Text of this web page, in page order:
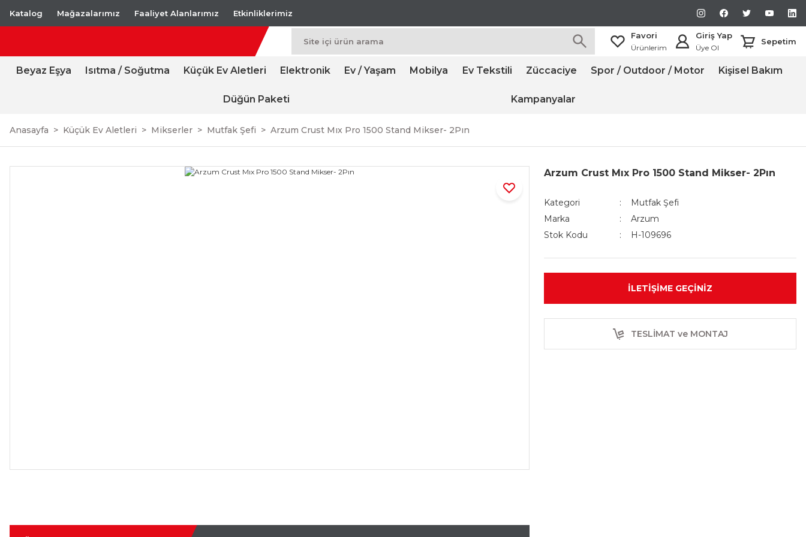
Katalog Mağazalarımız Faaliyet Alanlarımız Etkinliklerimiz
Favori
Ürünlerim
Giriş Yap
Üye Ol
Sepetim
Beyaz Eşya Isıtma / Soğutma Küçük Ev Aletleri Elektronik Ev / Yaşam Mobilya Ev Tekstili Züccaciye Spor / Outdoor / Motor Kişisel Bakım
Düğün Paketi Kampanyalar
Anasayfa Küçük Ev Aletleri Mikserler Mutfak Şefi Arzum Crust Mıx Pro 1500 Stand Mikser- 2Pın
Arzum Crust Mıx Pro 1500 Stand Mikser- 2Pın
Kategori
Mutfak Şefi
Marka
Arzum
Stok Kodu
H-109696
İLETIŞIME GEÇINIZ
TESLİMAT ve MONTAJ